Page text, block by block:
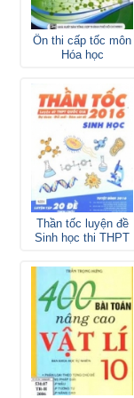
Ôn thi cấp tốc môn
Hóa học
Thần tốc luyện đề
Sinh học thi THPT